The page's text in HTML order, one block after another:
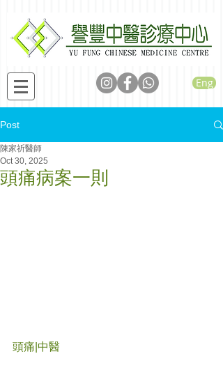
Eng
Post
頭痛病案一則
陳家祈醫師
Oct 30, 2025
頭痛|中醫